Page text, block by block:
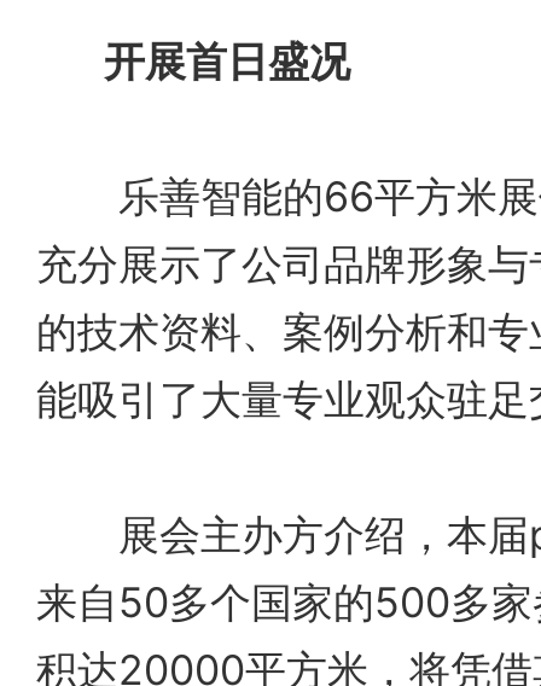
开展首日盛况
乐善智能的66平方米展
充分展示了公司品牌形象
的技术资料、案例分析和
能吸引了大量专业观众驻足
展会主办方介绍，本届
来自50多个国家的500多
积达20000平方米，将凭